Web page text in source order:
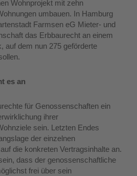
Wohnprojekt mit zehn
umbauen. In Hamburg
Farmsen eG Mieter- und
das Erbbaurecht an einem
auf dem nun 275 geförderte
es an
für Genossenschaften ein
ihrer
sein. Letzten Endes
der einzelnen
die konkreten Vertragsinhalte an.
dass der genossenschaftliche
frei über sein